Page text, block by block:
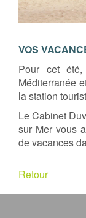
VOS
Pour cet
Méditerranée
la station
Le Cabinet
sur Mer vous
de vacances
Retour